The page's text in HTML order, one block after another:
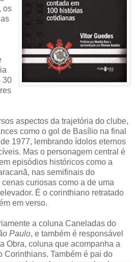
os
30
aspectos da trajetória do clube,
como o gol de Basílio na final
1977, lembrando ídolos eternos
Mas o personagem central é
episódios históricos como a
nas semifinais do
curiosas como a de uma
É o corinthiano retratado
em verso.
a coluna Caneladas do
Paulo, e também é responsável
Obra, coluna que acompanha a
Corinthians. Também é pai do